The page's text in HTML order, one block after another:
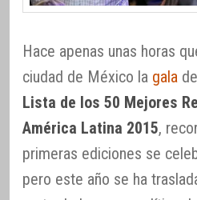
Hace apenas unas horas
ciudad de México la gala
Lista de los 50 Mejores
América Latina 2015,
primeras ediciones se
pero este año se ha